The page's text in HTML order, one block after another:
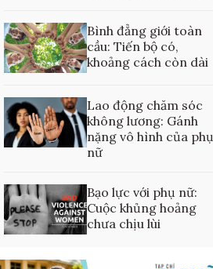
Bình đẳng giới toàn
cầu: Tiến bộ có,
khoảng cách còn dài
Lao động chăm sóc
không lương: Gánh
nặng vô hình của phụ
nữ
Bạo lực với phụ nữ:
Cuộc khủng hoảng
chưa chịu lùi